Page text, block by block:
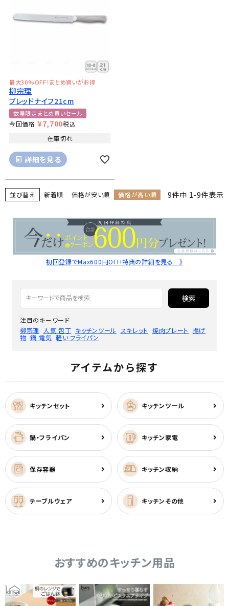
最大30%OFF！まとめ買いがお得
柳宗理
ブレッドナイフ21cm
数量限定まとめ買いセール
今回価格 ¥7,700税込
在庫切れ
詳細を見る
並び替え 新着順 価格が安い順 価格が高い順 9件中 1-9件表示
初回登録でMax600円OFF!特典の詳細を見る 》
検索
注目のキーワード
柳宗理 人気 包丁 キッチンツール スキレット 焼肉プレート 揚げ
物 鍋 電気 軽い フライパン
アイテムから探す
キッチンセット キッチンツール
鍋・フライパン キッチン家電
保存容器 キッチン収納
テーブルウェア キッチンその他
おすすめのキッチン用品